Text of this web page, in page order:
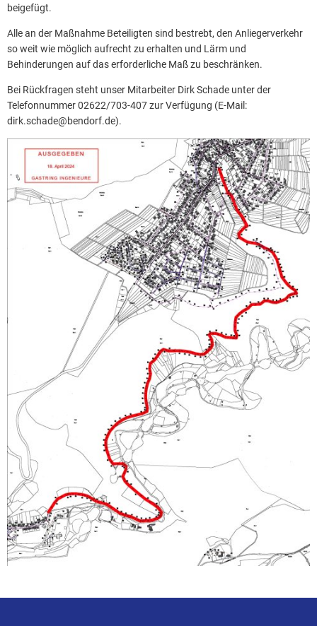
beigefügt.
Alle an der Maßnahme Beteiligten sind bestrebt, den Anliegerverkehr
so weit wie möglich aufrecht zu erhalten und Lärm und
Behinderungen auf das erforderliche Maß zu beschränken.
Bei Rückfragen steht unser Mitarbeiter Dirk Schade unter der
Telefonnummer 02622/703-407 zur Verfügung (E-Mail:
dirk.schade@bendorf.de).